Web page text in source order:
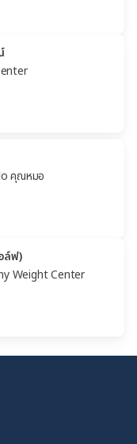
คุณหมอ
ล์ฟ)
Weight Center